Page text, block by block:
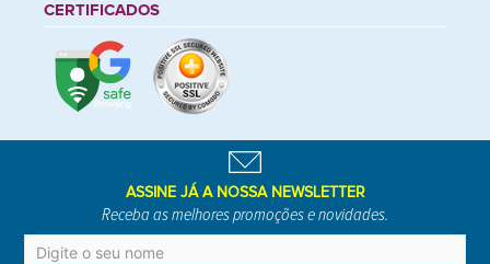
CERTIFICADOS
ASSINE JÁ A NOSSA NEWSLETTER
Receba as melhores promoções e novidades.